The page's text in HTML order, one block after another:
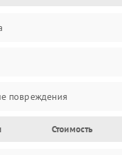
повреждения
Стоимость